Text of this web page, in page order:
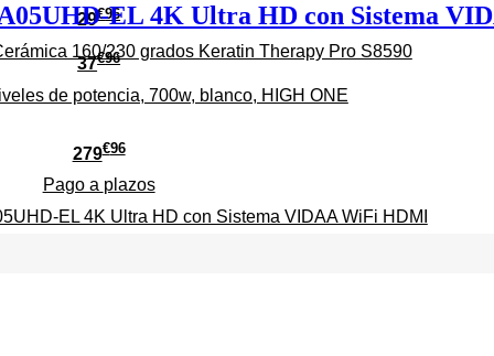
37€96
de potencia, 700w, blanco, HIGH ONE
29€96
160/230 grados Keratin Therapy Pro S8590
279€96
Pago a plazos
EL 4K Ultra HD con Sistema VIDAA WiFi HDMI
EL 4K Ultra HD con Sistema